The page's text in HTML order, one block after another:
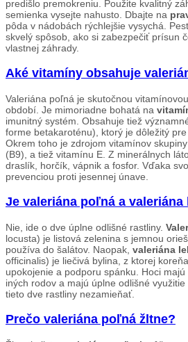
predišlo premokreniu. Použite kvalitný
semienka vysejte nahusto. Dbajte na
pôda v nádobách rýchlejšie vysychá.
skvelý spôsob, ako si zabezpečiť prísun
vlastnej záhrady.
Aké vitamíny obsahuje
Valeriána poľná je skutočnou
období. Je mimoriadne bohatá na
imunitný systém. Obsahuje tiež
forme betakaroténu), ktorý je dôležitý
Okrem toho je zdrojom vitamínov
(B9), a tiež vitamínu E. Z minerálnych
draslík, horčík, vápnik a fosfor. Vďaka
prevenciou proti jesennej únave.
Je valeriána poľná a valeriána
Nie, ide o dve úplne odlišné rastliny.
locusta) je listová zelenina s jemnou
používa do šalátov. Naopak, valeriána
officinalis) je liečivá bylina, z ktorej
upokojenie a podporu spánku. Hoci
iných rodov a majú úplne odlišné
tieto dve rastliny nezamieňať.
Prečo valeriána poľná žltne?